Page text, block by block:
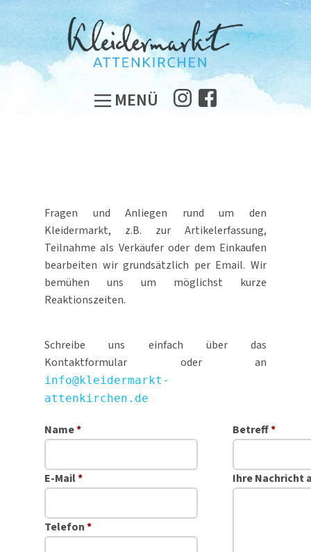
MENÜ
Fragen und Anliegen rund um den
Kleidermarkt, z.B. zur Artikelerfassung,
Teilnahme als Verkäufer oder dem Einkaufen
bearbeiten wir grundsätzlich per Email. Wir
bemühen uns um möglichst kurze
Reaktionszeiten.
Schreibe uns einfach über das
Kontaktformular oder an
info@kleidermarkt-
attenkirchen.de
Name*
E-Mail*
Telefon*
Betreff*
Ihre Nachricht